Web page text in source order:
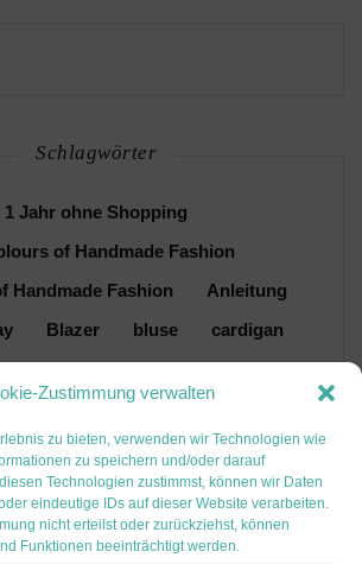
Zustimmung verwalten
zu bieten, verwenden wir Technologien wie
zu speichern und/oder darauf
Technologien zustimmst, können wir Daten
eindeutige IDs auf dieser Website verarbeiten.
nicht erteilst oder zurückziehst, können
Funktionen beeinträchtigt werden.
Schlagwörter
1 Jahr ohne Shopping
of Handmade Fashion
Handmade Fashion
Anleitung
Blazer bluse
cardigan
FJKA frauen
frühling
jacke jeans
kleid
Männer
Nähen
probenähen
Rolli